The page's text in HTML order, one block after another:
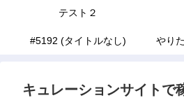
かったから
テスト２
#5192 (タイトルなし) やり
キュレーションサイトで